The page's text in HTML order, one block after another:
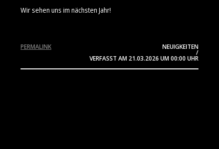
Wir sehen uns im nächsten Jahr!
NEUIGKEITEN
/
VERFASST AM 21.03.2026 UM 00:00 UHR
PERMALINK